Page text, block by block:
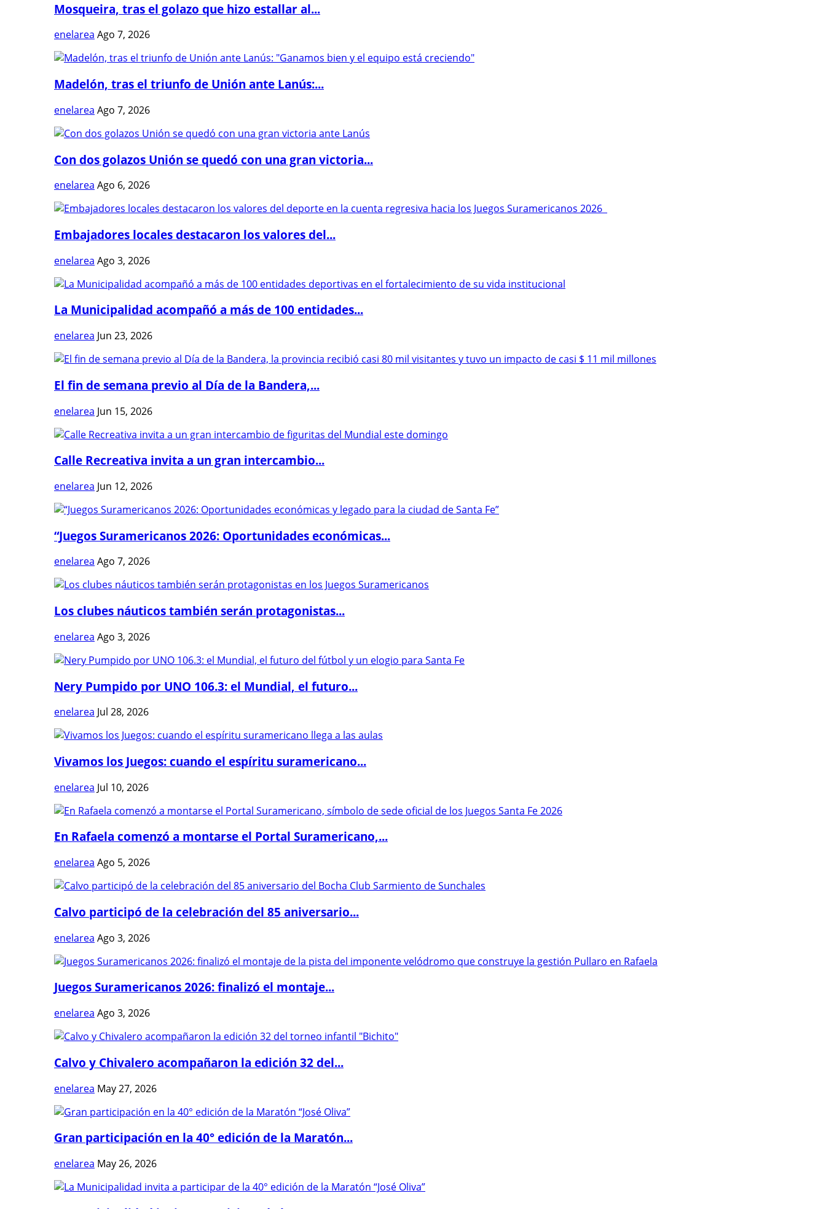
Mosqueira, tras el golazo que hizo estallar al...
enelarea Ago 7, 2026
Madelón, tras el triunfo de Unión ante Lanús:...
enelarea Ago 7, 2026
Con dos golazos Unión se quedó con una gran victoria...
enelarea Ago 6, 2026
Embajadores locales destacaron los valores del...
enelarea Ago 3, 2026
La Municipalidad acompañó a más de 100 entidades...
enelarea Jun 23, 2026
El fin de semana previo al Día de la Bandera,...
enelarea Jun 15, 2026
Calle Recreativa invita a un gran intercambio...
enelarea Jun 12, 2026
“Juegos Suramericanos 2026: Oportunidades económicas...
enelarea Ago 7, 2026
Los clubes náuticos también serán protagonistas...
enelarea Ago 3, 2026
Nery Pumpido por UNO 106.3: el Mundial, el futuro...
enelarea Jul 28, 2026
Vivamos los Juegos: cuando el espíritu suramericano...
enelarea Jul 10, 2026
En Rafaela comenzó a montarse el Portal Suramericano,...
enelarea Ago 5, 2026
Calvo participó de la celebración del 85 aniversario...
enelarea Ago 3, 2026
Juegos Suramericanos 2026: finalizó el montaje...
enelarea Ago 3, 2026
Calvo y Chivalero acompañaron la edición 32 del...
enelarea May 27, 2026
Gran participación en la 40° edición de la Maratón...
enelarea May 26, 2026